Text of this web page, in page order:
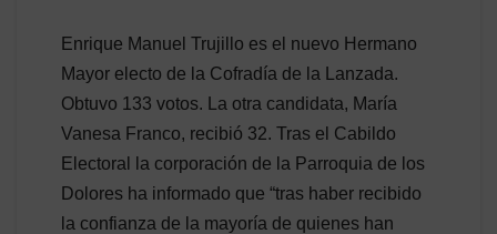
Enrique Manuel Trujillo es el nuevo Hermano
Mayor electo de la Cofradía de la Lanzada.
Obtuvo 133 votos. La otra candidata, María
Vanesa Franco, recibió 32. Tras el Cabildo
Electoral la corporación de la Parroquia de los
Dolores ha informado que “tras haber recibido
la confianza de la mayoría de quienes han